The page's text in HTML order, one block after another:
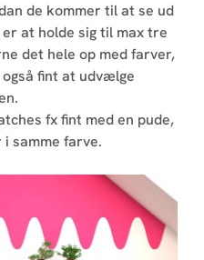
de kommer til at se ud
at holde sig til max tre
det hele op med farver,
fint at udvælge
fx fint med en pude,
samme farve.